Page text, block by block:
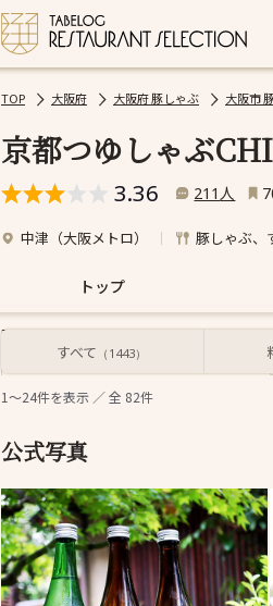
TOP 大阪府 大阪府 豚しゃぶ 大阪市
京都つゆしゃぶ
3.36 211人
中津（大阪メトロ） 豚しゃぶ、
トップ
すべて （1443）
すべて
1～24件を表示 ／ 全 82件
公式写真